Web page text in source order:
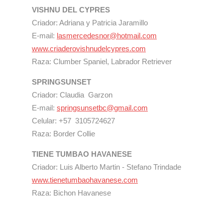
VISHNU DEL CYPRES
Criador: Adriana y Patricia Jaramillo
E-mail: lasmercedesnor@hotmail.com
www.criaderovishnudelcypres.com
Raza: Clumber Spaniel, Labrador Retriever
SPRINGSUNSET
Criador: Claudia Garzon
E-mail: springsunsetbc@gmail.com
Celular: +57 3105724627
Raza: Border Collie
TIENE TUMBAO HAVANESE
Criador: Luis Alberto Martin - Stefano Trindade
www.tienetumbaohavanese.com
Raza: Bichon Havanese